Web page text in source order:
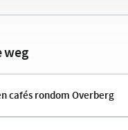
weg
cafés rondom Overberg